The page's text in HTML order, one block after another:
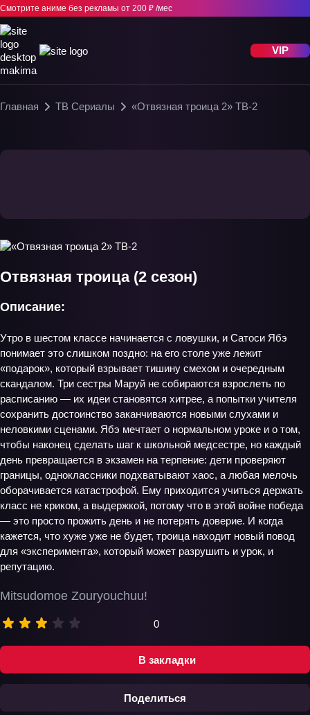
Смотрите аниме без рекламы от 200 ₽ /мес
VIP
Главная ТВ Сериалы «Отвязная троица 2» ТВ-2
В закладки
Поделиться
Отвязная троица (2 сезон)
Mitsudomoe Zouryouchuu!
0
Описание:
Утро в шестом классе начинается с ловушки, и Сатоси Ябэ
понимает это слишком поздно: на его столе уже лежит
«подарок», который взрывает тишину смехом и очередным
скандалом. Три сестры Маруй не собираются взрослеть по
расписанию — их идеи становятся хитрее, а попытки учителя
сохранить достоинство заканчиваются новыми слухами и
неловкими сценами. Ябэ мечтает о нормальном уроке и о том,
чтобы наконец сделать шаг к школьной медсестре, но каждый
день превращается в экзамен на терпение: дети проверяют
границы, одноклассники подхватывают хаос, а любая мелочь
оборачивается катастрофой. Ему приходится учиться держать
класс не криком, а выдержкой, потому что в этой войне победа
— это просто прожить день и не потерять доверие. И когда
кажется, что хуже уже не будет, троица находит новый повод
для «эксперимента», который может разрушить и урок, и
репутацию.